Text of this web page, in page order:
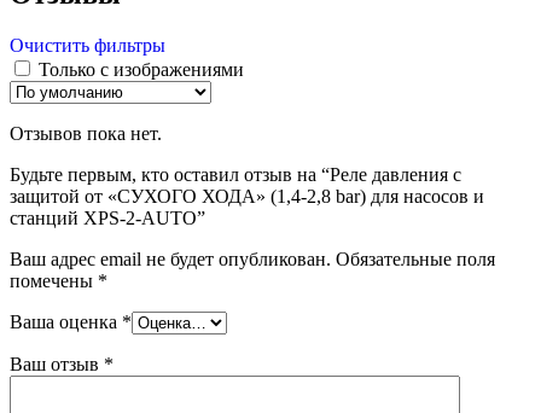
Очистить фильтры
Только с изображениями
Отзывов пока нет.
Будьте первым, кто оставил отзыв на “Реле давления c
защитой от «СУХОГО ХОДА» (1,4-2,8 bar) для насосов и
станций XPS-2-AUTO”
Ваш адрес email не будет опубликован. Обязательные поля
помечены *
Ваша оценка *
Ваш отзыв *